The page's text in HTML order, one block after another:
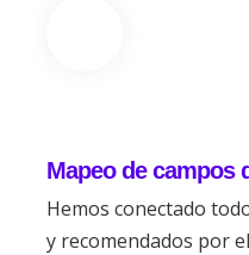
Mapeo de campos
Hemos conectado
y recomendados por